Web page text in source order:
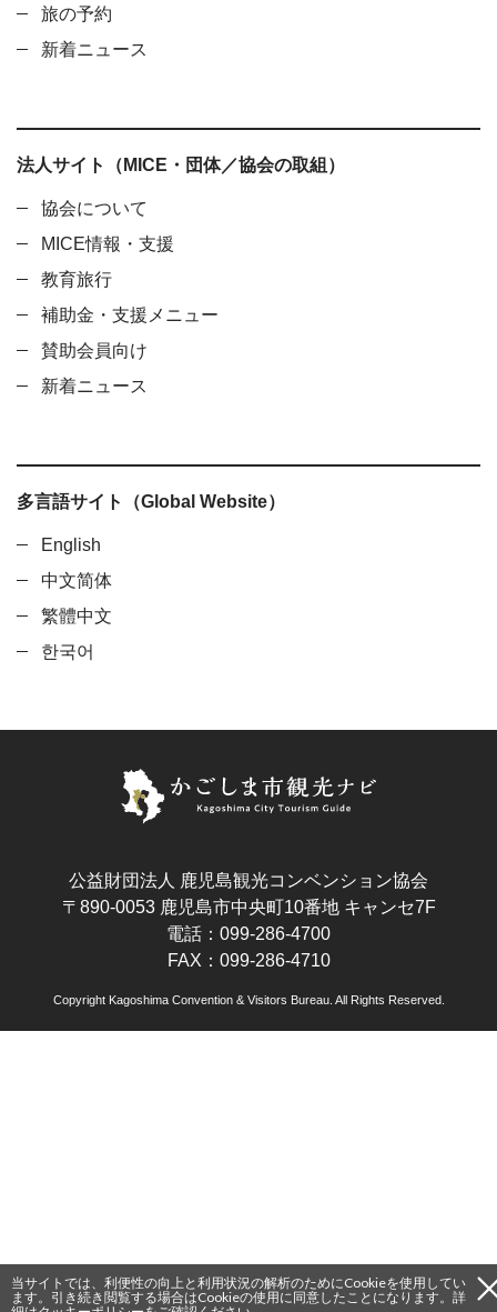
旅の予約
新着ニュース
法人サイト（MICE・団体／協会の取組）
協会について
MICE情報・支援
教育旅行
補助金・支援メニュー
賛助会員向け
新着ニュース
多言語サイト（Global Website）
English
中文简体
繁體中文
한국어
公益財団法人 鹿児島観光コンベンション協会
〒890-0053 鹿児島市中央町10番地 キャンセ7F
電話：099-286-4700
FAX：099-286-4710
Copyright Kagoshima Convention & Visitors Bureau. All Rights Reserved.
当サイトでは、利便性の向上と利用状況の解析のためにCookieを使用してい
ます。引き続き閲覧する場合はCookieの使用に同意したことになります。詳